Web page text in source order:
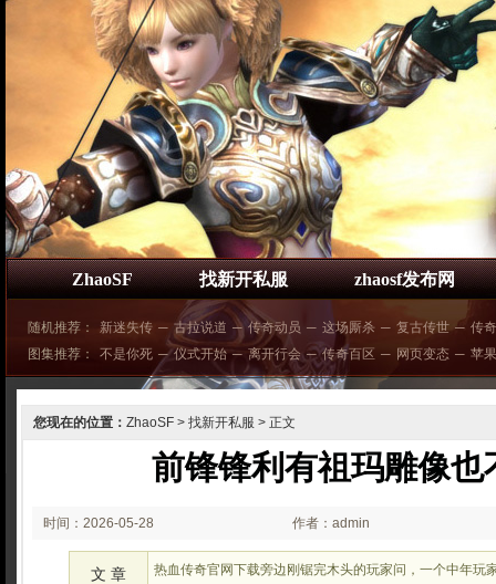
ZhaoSF 找新开私服 zhaosf发布网
随机推荐： 新迷失传 ─ 古拉说道 ─ 传奇动员 ─ 这场厮杀 ─ 复古传世 ─ 传
图集推荐：
不是你死 ─ 仪式开始 ─ 离开行会 ─ 传奇百区 ─ 网页变态 ─ 苹
您现在的位置： ZhaoSF > 找新开私服 > 正文
前锋锋利有祖玛雕像也
时间：2026-05-28
02:23:08
作者：admin
文 章
热血传奇官网下载旁边刚锯完木头的玩家问，一个中年玩